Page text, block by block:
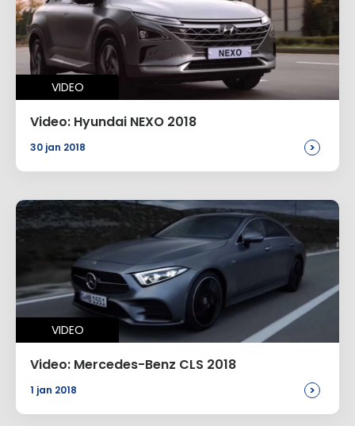
VIDEO
Video: Hyundai NEXO 2018
30 jan 2018 >
VIDEO
Video: Mercedes-Benz CLS 2018
1 jan 2018 >